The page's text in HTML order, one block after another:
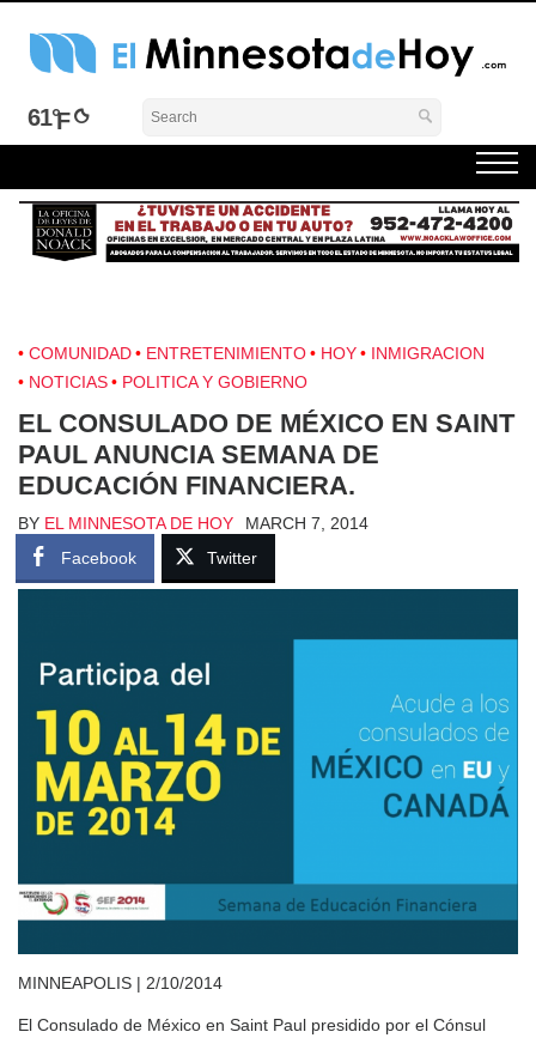
Skip
El Minnesota de Hoy Noticias
Latino Noticias Minnesota News
61°
COMUNIDAD ENTRETENIMIENTO HOY
INMIGRACION
NOTICIAS
POLITICA Y GOBIERNO
EL CONSULADO DE MÉXICO EN SAINT
PAUL ANUNCIA SEMANA DE
EDUCACIÓN FINANCIERA.
BY EL MINNESOTA DE HOY
MARCH 7, 2014
Facebook
Twitter
MINNEAPOLIS | 2/10/2014
El Consulado de México en Saint Paul presidido por el Cónsul